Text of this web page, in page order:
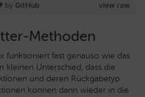
view raw
by GitHub
Methoden
funktioniert fast genauso wie das
kleinen Unterschied, dass die
und deren Rückgabetyp
können dann wieder in die